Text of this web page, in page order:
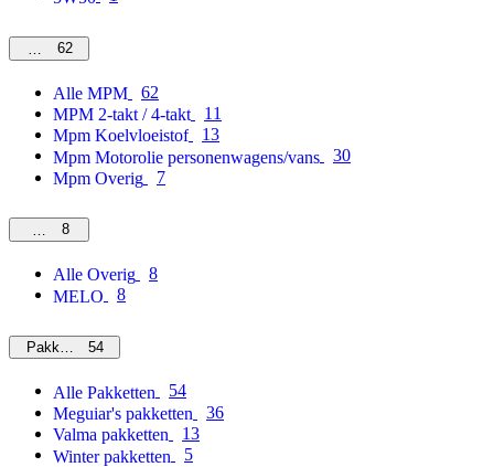
MPM62
Alle MPM
62
MPM 2-takt / 4-takt
11
Mpm Koelvloeistof
13
Mpm Motorolie personenwagens/vans
30
Mpm Overig
7
Overig
8
Alle Overig
8
MELO
8
Pakketten54
Alle Pakketten
54
Meguiar's pakketten
36
Valma pakketten
13
Winter pakketten
5